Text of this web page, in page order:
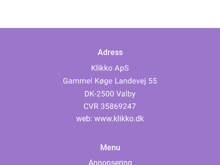
Adress
web: www.klikko.dk
Menu
Annonsering